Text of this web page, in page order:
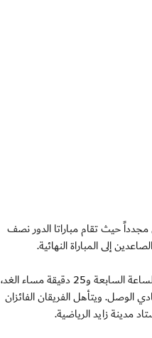
مجدداً حيث تقام مباراتا الدور نصف
تجمع المباراة الأولى فريقي الوحدة والشارقة، والتي يستضيفها استاد آل مكتوم بنادي النصر بدبي وتنطلق في الساعة السابعة و25 دقيقة مساء الغد،
الوصل. ويتأهل الفريقان الفائزان